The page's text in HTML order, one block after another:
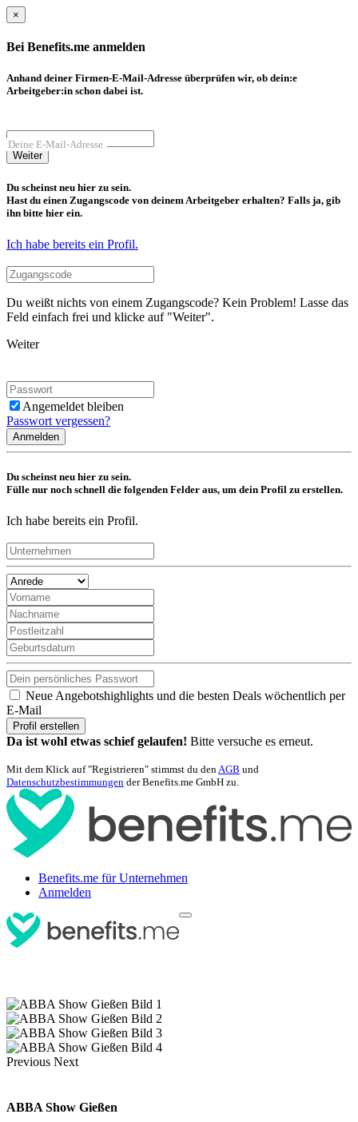
×
Bei Benefits.me anmelden
Anhand deiner Firmen-E-Mail-Adresse überprüfen wir, ob dein:e
Arbeitgeber:in schon dabei ist.
Deine E-Mail-Adresse
Weiter
Du scheinst neu hier zu sein.
Hast du einen Zugangscode von deinem Arbeitgeber erhalten? Falls ja, gib
ihn bitte hier ein.
Ich habe bereits ein Profil.
Du weißt nichts von einem Zugangscode? Kein Problem! Lasse das
Feld einfach frei und klicke auf "Weiter".
Weiter
Angemeldet bleiben
Passwort vergessen?
Anmelden
Du scheinst neu hier zu sein.
Fülle nur noch schnell die folgenden Felder aus, um dein Profil zu erstellen.
Ich habe bereits ein Profil.
Neue Angebotshighlights und die besten Deals wöchentlich per
E-Mail
Profil erstellen
Da ist wohl etwas schief gelaufen! Bitte versuche es erneut.
Mit dem Klick auf "Registrieren" stimmst du denAGB und
Datenschutzbestimmungen der Benefits.me GmbH zu.
Benefits.me für Unternehmen
Anmelden
Previous Next
ABBA Show Gießen